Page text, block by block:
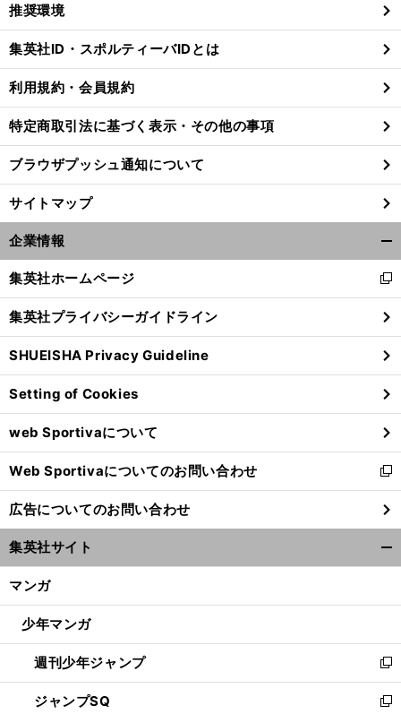
閉
る
推奨環境
集英社ID・スポルティーバIDとは
利用規約・会員規約
特定商取引法に基づく表示・その他の事項
ブラウザプッシュ通知について
サイトマップ
企業情報
閉
る
集英社ホームページ
新
し
い
ウ
ィ
ン
ド
ウ
で
開
く
集英社プライバシーガイドライン
SHUEISHA Privacy Guideline
Setting of Cookies
web Sportivaについて
Web Sportivaについてのお問い合わせ
新
し
い
ウ
ィ
ン
ウ
開
く
広告についてのお問い合わせ
集英社サイト
マンガ
少年マンガ
週刊少年ジャンプ
新
し
い
ジャンプSQ
新